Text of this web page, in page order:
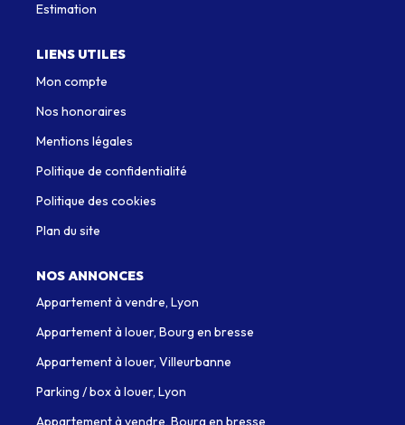
Estimation
LIENS UTILES
Mon compte
Nos honoraires
Mentions légales
Politique de confidentialité
Politique des cookies
Plan du site
NOS ANNONCES
Appartement à vendre, Lyon
Appartement à louer, Bourg en bresse
Appartement à louer, Villeurbanne
Parking / box à louer, Lyon
Appartement à vendre, Bourg en bresse